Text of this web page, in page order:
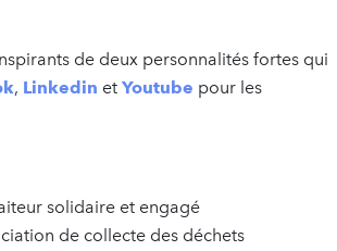
de deux personnalités fortes qui
, Linkedin et Youtube pour les
solidaire et engagé
de collecte des déchets